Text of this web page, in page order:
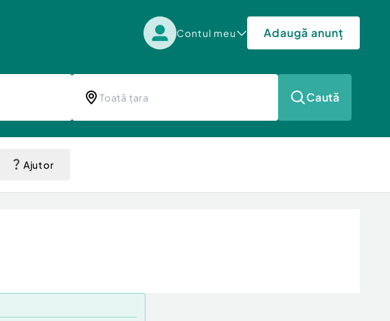
Contul meu Adaugă anunț
Caută
Ajutor